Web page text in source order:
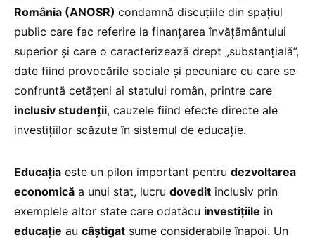
România (ANOSR) condamnă discuțiile din spațiul
public care fac referire la finanțarea învățământului
superior și care o caracterizează drept „substanțială”,
date fiind provocările sociale și pecuniare cu care se
confruntă cetățeni ai statului român, printre care
inclusiv studenții, cauzele fiind efecte directe ale
investițiilor scăzute în sistemul de educație.
Educația este un pilon important pentru dezvoltarea
economică a unui stat, lucru dovedit inclusiv prin
exemplele altor state care odatăcu investițiile în
educație au câștigat sume considerabile înapoi. Un